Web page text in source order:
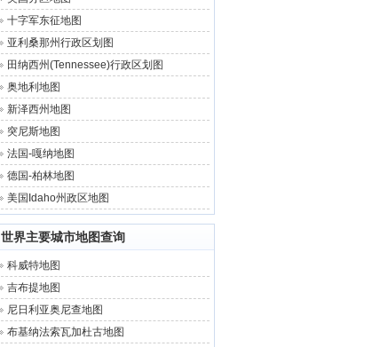
十字军东征地图
亚利桑那州行政区划图
田纳西州(Tennessee)行政区划图
奥地利地图
新泽西州地图
突尼斯地图
法国-嘎纳地图
德国-柏林地图
美国Idaho州政区地图
世界主要城市地图查询
科威特地图
吉布提地图
尼日利亚奥尼查地图
布基纳法索瓦加杜古地图